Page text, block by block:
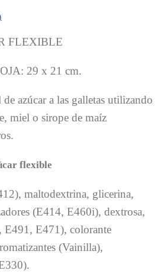
FLEXIBLE
29 x 21 cm.
de azúcar a las galletas utilizando
miel o sirope de maíz
flexible
maltodextrina, glicerina,
(E414, E460i), dextrosa,
E491, E471), colorante
(Vainilla),